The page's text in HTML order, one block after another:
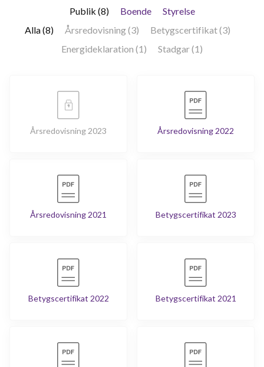
Publik (8) Boende
Styrelse
Alla (8)
Årsredovisning (3)
Betygscertifikat (3)
Energideklaration (1)
Stadgar (1)
Årsredovisning 2023 Årsredovisning 2022
Årsredovisning 2021 Betygscertifikat 2023
Betygscertifikat 2022 Betygscertifikat 2021